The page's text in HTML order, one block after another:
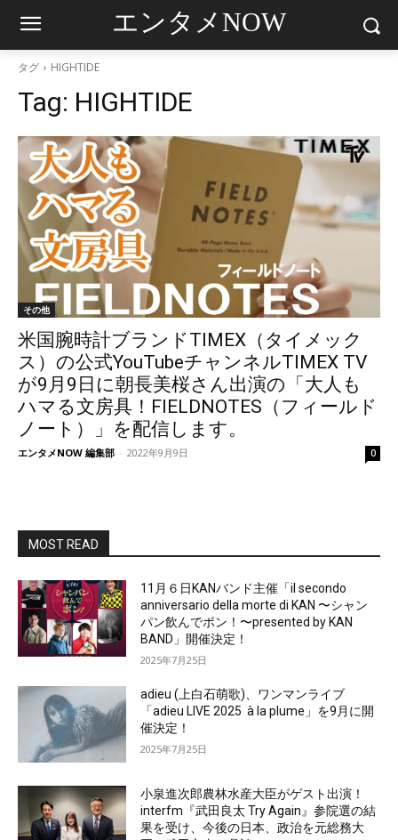
エンタメNOW
タグ HIGHTIDE
Tag: HIGHTIDE
その他
米国腕時計ブランドTIMEX（タイメック
ス）の公式YouTubeチャンネルTIMEX TV
が9月9日に朝長美桜さん出演の「大人も
ハマる文房具！FIELDNOTES（フィールド
ノート）」を配信します。
エンタメNOW 編集部 - 2022年9月9日 0
MOST READ
11月６日KANバンド主催「il secondo
anniversario della morte di KAN 〜シャン
パン飲んでポン！〜presented by KAN
BAND」開催決定！
2025年7月25日
adieu (上白石萌歌)、ワンマンライブ
「adieu LIVE 2025 à la plume」を9月に開
催決定！
2025年7月25日
小泉進次郎農林水産大臣がゲスト出演！
interfm『武田良太 Try Again』参院選の結
果を受け、今後の日本、政治を元総務大